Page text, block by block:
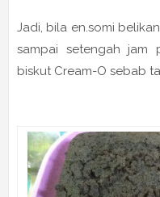
Jadi, bila en.somi
sampai setengah jam
biskut Cream-O sebab